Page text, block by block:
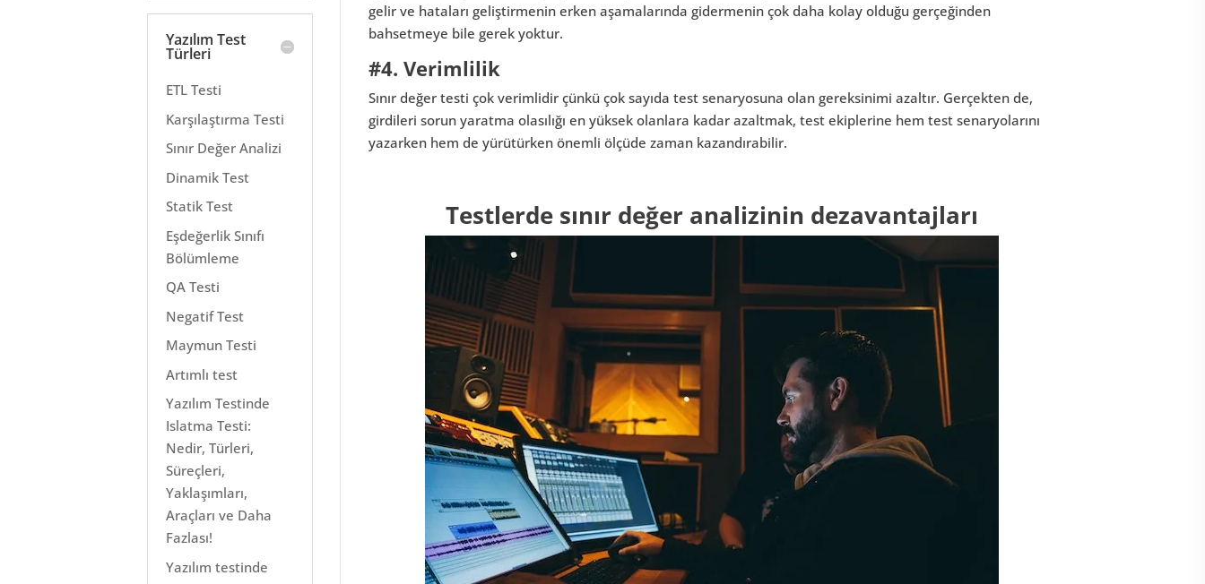
gelir ve hataları geliştirmenin erken aşamalarında gidermenin çok daha kolay olduğu gerçeğinden
bahsetmeye bile gerek yoktur.
#4. Verimlilik
Sınır değer testi çok verimlidir çünkü çok sayıda test senaryosuna olan gereksinimi azaltır. Gerçekten de,
girdileri sorun yaratma olasılığı en yüksek olanlara kadar azaltmak, test ekiplerine hem test senaryolarını
yazarken hem de yürütürken önemli ölçüde zaman kazandırabilir.
Testlerde sınır değer analizinin dezavantajları
Yazılım Test
Türleri
ETL Testi
Karşılaştırma Testi
Sınır Değer Analizi
Dinamik Test
Statik Test
Eşdeğerlik Sınıfı
Bölümleme
QA Testi
Negatif Test
Maymun Testi
Artımlı test
Yazılım Testinde
Islatma Testi:
Nedir, Türleri,
Süreçleri,
Yaklaşımları,
Araçları ve Daha
Fazlası!
Yazılım testinde